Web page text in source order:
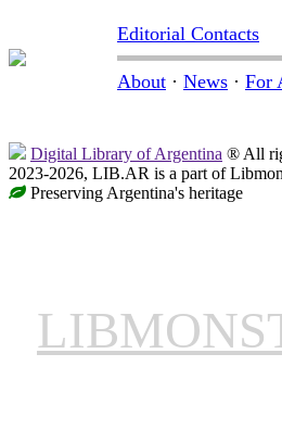
Editorial Contacts
About · News · For
Digital Library of Argentina ® All
2023-2026, LIB.AR is a part of
Preserving Argentina's heritage